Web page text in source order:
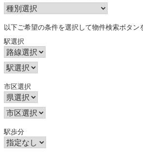
以下ご希望の条件を選択して物件検索ボタン
駅選択
市区選択
駅歩分